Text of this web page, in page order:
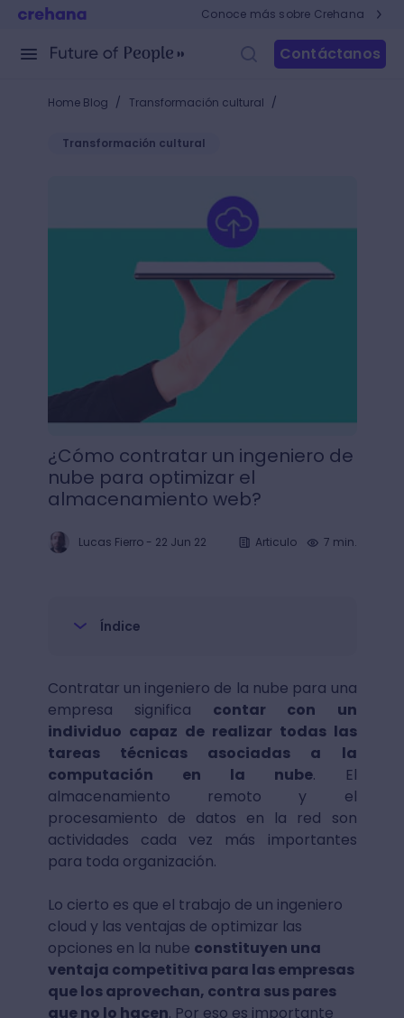
Conoce más sobre Crehana
Contáctanos
Home Blog / Transformación cultural /
Transformación cultural
¿Cómo contratar un ingeniero de
nube para optimizar el
almacenamiento web?
Lucas Fierro- 22 Jun 22 Articulo 7 min.
Índice
Contratar un ingeniero de la nube para una
empresa significa contar con un
individuo capaz de realizar todas las
tareas técnicas asociadas a la
computación en la nube. El
almacenamiento remoto y el
procesamiento de datos en la red son
actividades cada vez más importantes
para toda organización.
Lo cierto es que el trabajo de un ingeniero
cloud y las ventajas de optimizar las
opciones en la nube constituyen una
ventaja competitiva para las empresas
que los aprovechan, contra sus pares
que no lo hacen. Por eso es importante